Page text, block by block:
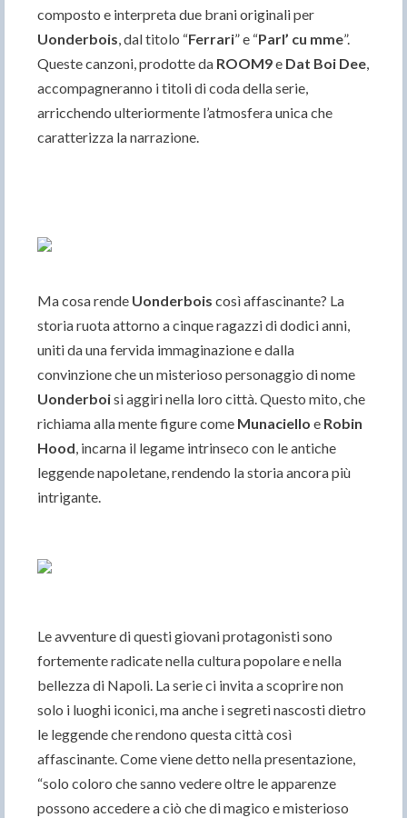
composto e interpreta due brani originali per
Uonderbois, dal titolo “Ferrari” e “Parl’ cu mme”.
Queste canzoni, prodotte da ROOM9e Dat Boi Dee,
accompagneranno i titoli di coda della serie,
arricchendo ulteriormente l’atmosfera unica che
caratterizza la narrazione.
Ma cosa rende Uonderbois così affascinante? La
storia ruota attorno a cinque ragazzi di dodici anni,
uniti da una fervida immaginazione e dalla
convinzione che un misterioso personaggio di nome
Uonderboisi aggiri nella loro città. Questo mito, che
richiama alla mente figure come Munaciello e Robin
Hood, incarna il legame intrinseco con le antiche
leggende napoletane, rendendo la storia ancora più
intrigante.
Le avventure di questi giovani protagonisti sono
fortemente radicate nella cultura popolare e nella
bellezza di Napoli. La serie ci invita a scoprire non
solo i luoghi iconici, ma anche i segreti nascosti dietro
le leggende che rendono questa città così
affascinante. Come viene detto nella presentazione,
“solo coloro che sanno vedere oltre le apparenze
possono accedere a ciò che di magico e misterioso